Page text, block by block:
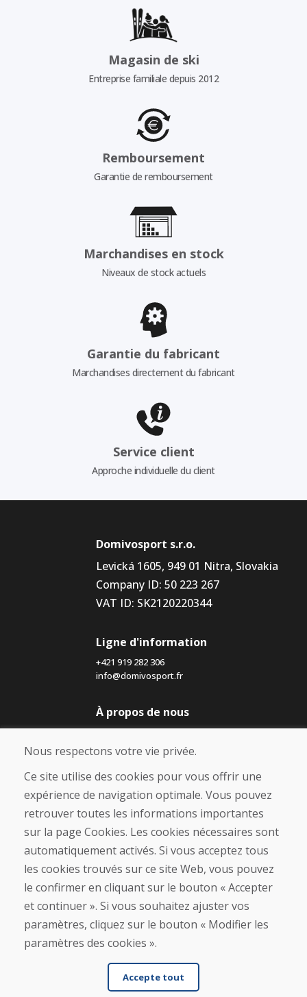
Magasin de ski
Entreprise familiale depuis 2012
Remboursement
Garantie de remboursement
Marchandises en stock
Niveaux de stock actuels
Garantie du fabricant
Marchandises directement du fabricant
Service client
Approche individuelle du client
Domivosport s.r.o.
Levická 1605, 949 01 Nitra, Slovakia
Company ID: 50 223 267
VAT ID: SK2120220344
Ligne d'information
+421 919 282 306
info@domivosport.fr
À propos de nous
Blog
À propos de nous
Boutique
Contact
Achat
Boutique en ligne
Expédition et paiement
Procédure de réclamation
Politique de retour et d’échange
Politique de confidentialité (RGPD)
Gestion des Cookies
Nous respectons votre vie privée.
Ce site utilise des cookies pour vous offrir une
expérience de navigation optimale. Vous pouvez
retrouver toutes les informations importantes
sur la page Cookies. Les cookies nécessaires sont
automatiquement activés. Si vous acceptez tous
les cookies trouvés sur ce site Web, vous pouvez
le confirmer en cliquant sur le bouton « Accepter
et continuer ». Si vous souhaitez ajuster vos
paramètres, cliquez sur le bouton « Modifier les
paramètres des cookies ».
Accepte tout